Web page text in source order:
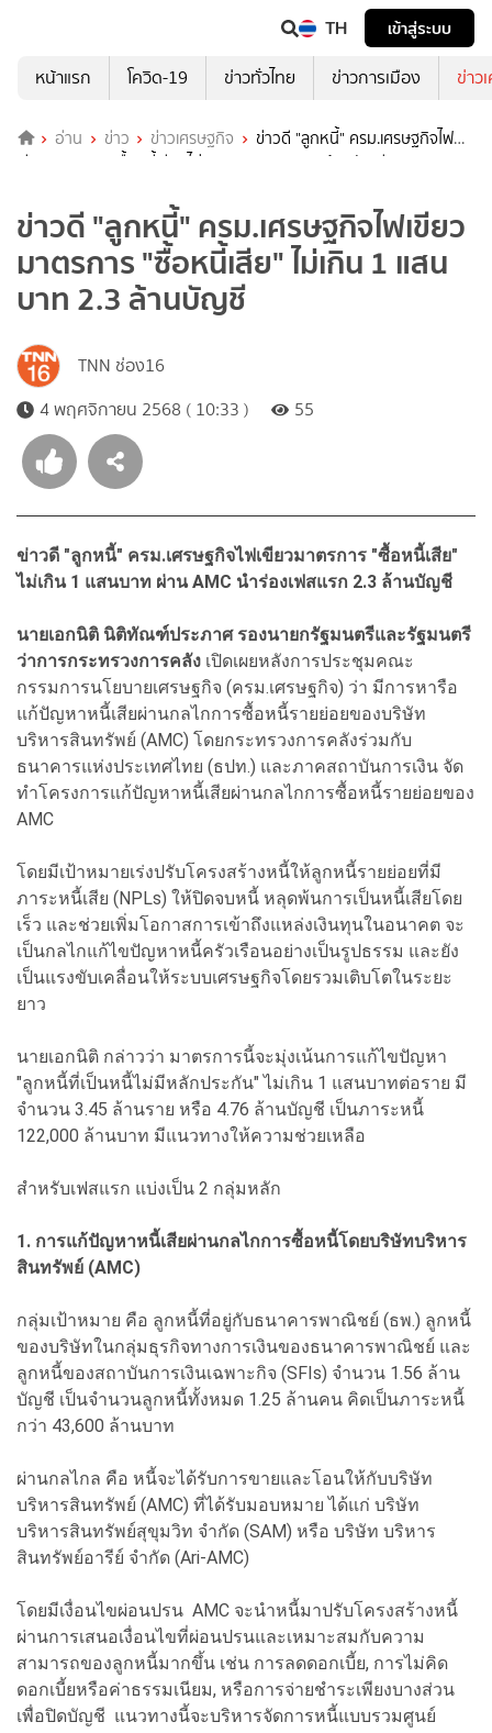
TH
เข้าสู่ระบบ
หน้าแรก
โควิด-19 ข่าวทั่วไทย ข่าวการเมือง ข่าว
อ่าน ข่าว ข่าวเศรษฐกิจ
ข่าวดี "ลูกหนี้" ครม.เศรษฐกิจไฟ
เขียวมาตรการ "ซื้อหนี้เสีย" ไม่เกิน 1 แสนบาท 2.3 ล้านบัญชี
ข่าวดี "ลูกหนี้" ครม.เศรษฐกิจไฟเขียว
มาตรการ "ซื้อหนี้เสีย" ไม่เกิน 1 แสน
บาท 2.3 ล้านบัญชี
TNN ช่อง16
4 พฤศจิกายน 2568 ( 10:33 )
55
ข่าวดี "ลูกหนี้" ครม.เศรษฐกิจไฟเขียวมาตรการ "ซื้อหนี้เสีย"
ไม่เกิน 1 แสนบาท ผ่าน AMC นำร่องเฟสแรก 2.3 ล้านบัญชี
นายเอกนิติ นิติทัณฑ์ประภาศ รองนายกรัฐมนตรีและรัฐมนตรี
ว่าการกระทรวงการคลัง เปิดเผยหลังการประชุมคณะ
กรรมการนโยบายเศรษฐกิจ (ครม.เศรษฐกิจ) ว่า มีการหารือ
แก้ปัญหาหนี้เสียผ่านกลไกการซื้อหนี้รายย่อยของบริษัท
บริหารสินทรัพย์ (AMC) โดยกระทรวงการคลังร่วมกับ
ธนาคารแห่งประเทศไทย (ธปท.) และภาคสถาบันการเงิน จัด
ทำโครงการแก้ปัญหาหนี้เสียผ่านกลไกการซื้อหนี้รายย่อยของ
AMC
โดยมีเป้าหมายเร่งปรับโครงสร้างหนี้ให้ลูกหนี้รายย่อยที่มี
ภาระหนี้เสีย (NPLs) ให้ปิดจบหนี้ หลุดพ้นการเป็นหนี้เสียโดย
เร็ว และช่วยเพิ่มโอกาสการเข้าถึงแหล่งเงินทุนในอนาคต จะ
เป็นกลไกแก้ไขปัญหาหนี้ครัวเรือนอย่างเป็นรูปธรรม และยัง
เป็นแรงขับเคลื่อนให้ระบบเศรษฐกิจโดยรวมเติบโตในระยะ
ยาว
นายเอกนิติ กล่าวว่า มาตรการนี้จะมุ่งเน้นการแก้ไขปัญหา
"ลูกหนี้ที่เป็นหนี้ไม่มีหลักประกัน" ไม่เกิน 1 แสนบาทต่อราย มี
จำนวน 3.45 ล้านราย หรือ 4.76 ล้านบัญชี เป็นภาระหนี้
122,000 ล้านบาท มีแนวทางให้ความช่วยเหลือ
สำหรับเฟสแรก แบ่งเป็น 2 กลุ่มหลัก
1. การแก้ปัญหาหนี้เสียผ่านกลไกการซื้อหนี้โดยบริษัทบริหาร
สินทรัพย์ (AMC)
กลุ่มเป้าหมาย คือ ลูกหนี้ที่อยู่กับธนาคารพาณิชย์ (ธพ.) ลูกหนี้
ของบริษัทในกลุ่มธุรกิจทางการเงินของธนาคารพาณิชย์ และ
ลูกหนี้ของสถาบันการเงินเฉพาะกิจ (SFIs) จำนวน 1.56 ล้าน
บัญชี เป็นจำนวนลูกหนี้ทั้งหมด 1.25 ล้านคน คิดเป็นภาระหนี้
กว่า 43,600 ล้านบาท
ผ่านกลไกล คือ หนี้จะได้รับการขายและโอนให้กับบริษัท
บริหารสินทรัพย์ (AMC) ที่ได้รับมอบหมาย ได้แก่ บริษัท
บริหารสินทรัพย์สุขุมวิท จำกัด (SAM) หรือ บริษัท บริหาร
สินทรัพย์อารีย์ จำกัด (Ari-AMC)
โดยมีเงื่อนไขผ่อนปรน AMC จะนำหนี้มาปรับโครงสร้างหนี้
ผ่านการเสนอเงื่อนไขที่ผ่อนปรนและเหมาะสมกับความ
สามารถของลูกหนี้มากขึ้น เช่น การลดดอกเบี้ย, การไม่คิด
ดอกเบี้ยหรือค่าธรรมเนียม, หรือการจ่ายชำระเพียงบางส่วน
เพื่อปิดบัญชี แนวทางนี้จะบริหารจัดการหนี้แบบรวมศูนย์